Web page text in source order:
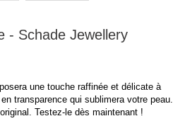
- Schade Jewellery
une touche raffinée et délicate à
transparence qui sublimera votre peau.
Testez-le dès maintenant !